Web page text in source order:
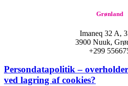
Grønland
Imaneq 32 A,
3900 Nuuk,
+299
Persondatapolitik –
ved lagring af cookies?